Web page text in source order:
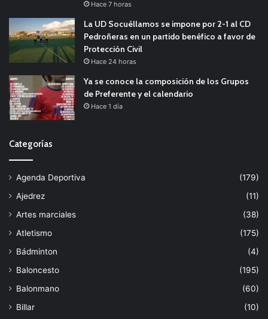
Hace 7 horas
La UD Socuéllamos se impone por 2-1 al CD
Pedroñeras en un partido benéfico a favor de
Protección Civil
Hace 24 horas
Ya se conoce la composición de los Grupos
de Preferente y el calendario
Hace 1 día
Categorías
Agenda Deportiva
(179)
Ajedrez
(11)
Artes marciales
(38)
Atletismo
(175)
Bádminton
(4)
Baloncesto
(195)
Balonmano
(60)
Billar
(10)